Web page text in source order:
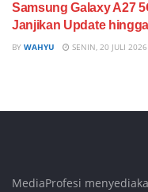
Samsung Galaxy A27
Janjikan Update
BY WAHYU SENIN, 20 JULI 2026
MediaProfesi